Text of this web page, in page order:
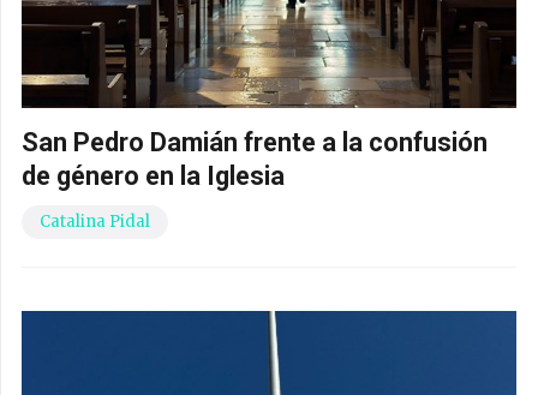
San Pedro Damián frente a la confusión
de género en la Iglesia
Catalina Pidal